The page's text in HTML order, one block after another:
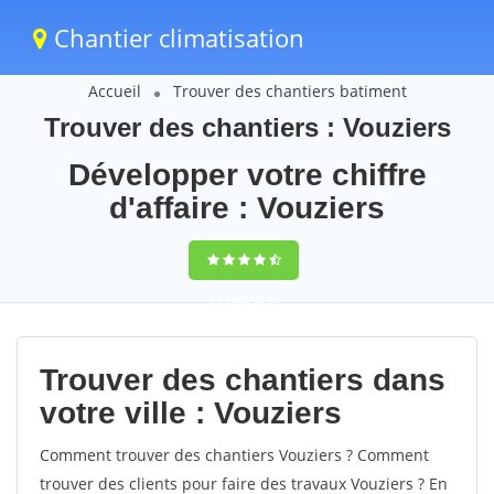
Chantier climatisation
Accueil Trouver des chantiers batiment
Trouver des chantiers : Vouziers
Développer votre chiffre
d'affaire : Vouziers
9,5(100%)64
votes
Trouver des chantiers dans
votre ville : Vouziers
Comment trouver des chantiers Vouziers ? Comment
trouver des clients pour faire des travaux Vouziers ? En